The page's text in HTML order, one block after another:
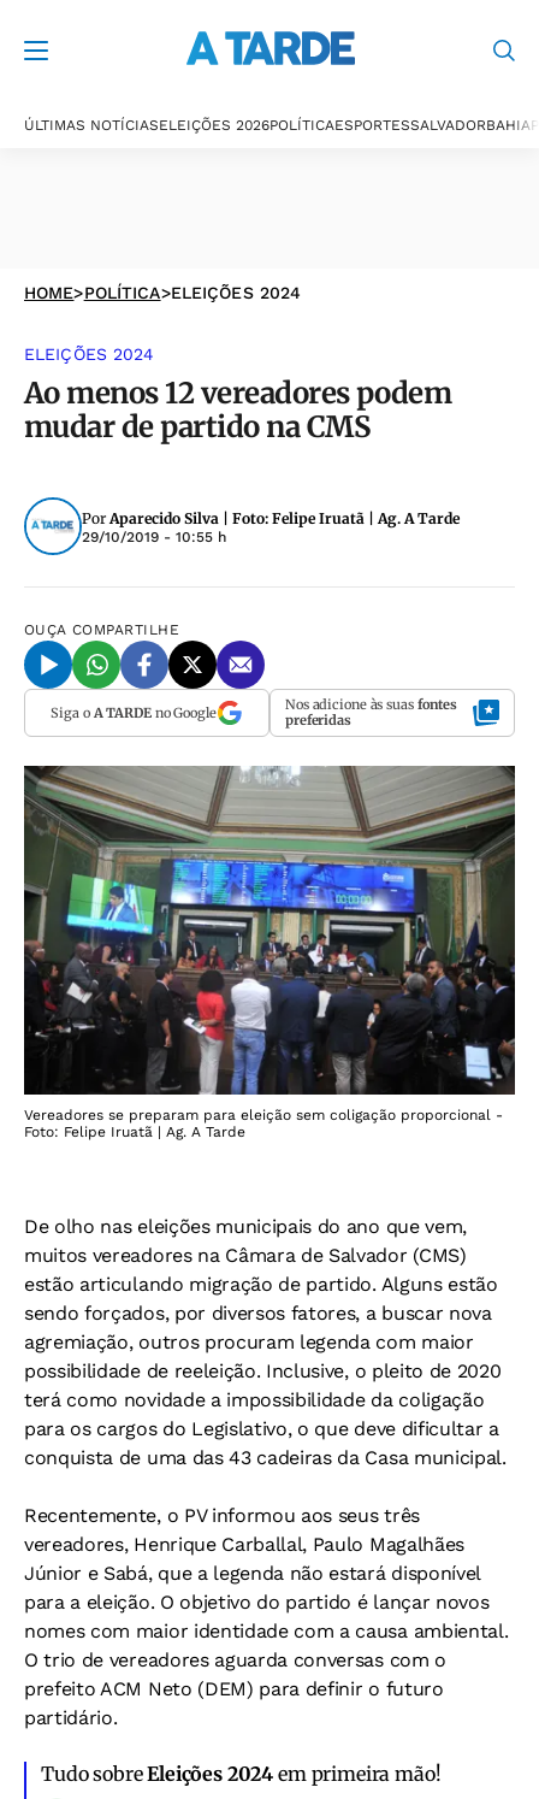
ÚLTIMAS NOTÍCIASELEIÇÕES 2026POLÍTICAESPORTESSALVADORBAHIA
HOME>POLÍTICA>ELEIÇÕES 2024
ELEIÇÕES 2024
Ao menos 12 vereadores podem
mudar de partido na CMS
PorAparecido Silva | Foto: Felipe Iruatã | Ag. A Tarde
29/10/2019 - 10:55 h
OUÇA COMPARTILHE
Siga o A TARDEno Google Nos adicione às suas fontes
preferidas
Vereadores se preparam para eleição sem coligação proporcional -
Foto: Felipe Iruatã | Ag. A Tarde
De olho nas eleições municipais do ano que vem,
muitos vereadores na Câmara de Salvador (CMS)
estão articulando migração de partido. Alguns estão
sendo forçados, por diversos fatores, a buscar nova
agremiação, outros procuram legenda com maior
possibilidade de reeleição. Inclusive, o pleito de 2020
terá como novidade a impossibilidade da coligação
para os cargos do Legislativo, o que deve dificultar a
conquista de uma das 43 cadeiras da Casa municipal.
Recentemente, o PV informou aos seus três
vereadores, Henrique Carballal, Paulo Magalhães
Júnior e Sabá, que a legenda não estará disponível
para a eleição. O objetivo do partido é lançar novos
nomes com maior identidade com a causa ambiental.
O trio de vereadores aguarda conversas com o
prefeito ACM Neto (DEM) para definir o futuro
partidário.
Tudo sobreEleições 2024 em primeira mão!